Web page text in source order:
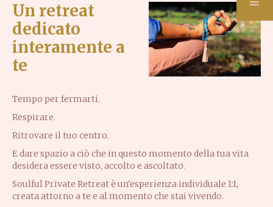
Un retreat
dedicato
interamente a
te
Tempo per fermarti.
Respirare.
Ritrovare il tuo centro.
E dare spazio a ciò che in questo momento della tua vita
desidera essere visto, accolto e ascoltato.
Soulful Private Retreat è un'esperienza individuale 1:1,
creata attorno a te e al momento che stai vivendo.